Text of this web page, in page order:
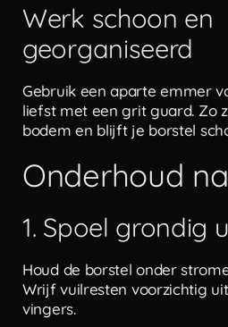
Werk schoon en
georganiseerd
Gebruik een aparte emmer
liefst met een grit guard. Zo
bodem en blijft je borstel
Onderhoud
1. Spoel grondig
Houd de borstel onder
Wrijf vuilresten voorzichtig
vingers.